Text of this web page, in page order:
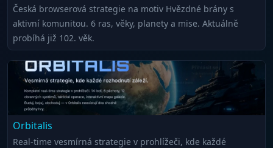
Česká browserová strategie na motiv Hvězdné brány s
aktivní komunitou. 6 ras, věky, planety a mise. Aktuálně
probíhá již 102. věk.
Orbitalis
Real-time vesmírná strategie v prohlížeči, kde každé